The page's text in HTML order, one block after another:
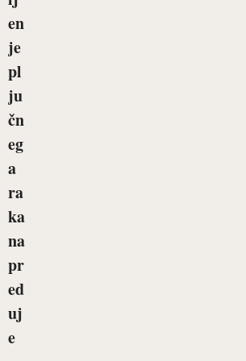
en
je
pl
ju
čn
eg
a
ra
ka
na
pr
ed
uj
e